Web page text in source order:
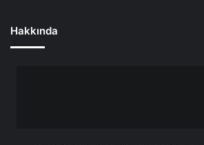
Hakkında